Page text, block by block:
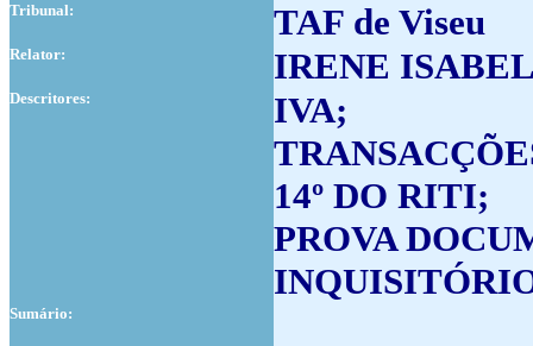
Tribunal: TAF de Viseu
Relator: IRENE
Descritores:
IVA;
14º DO RITI;
PROVA
Sumário: